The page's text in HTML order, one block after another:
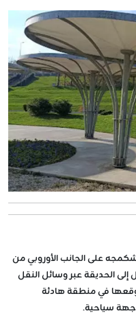
على الجانب الأوروبي من
الحديقة عبر وسائل النقل
في منطقة هادئة
سياحية.